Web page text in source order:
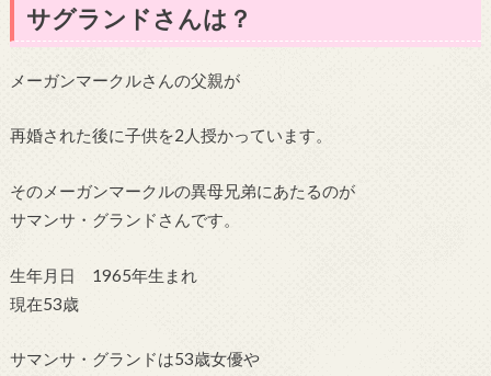
サグランドさんは？
メーガンマークルさんの父親が
再婚された後に子供を2人授かっています。
そのメーガンマークルの異母兄弟にあたるのが
サマンサ・グランドさんです。
生年月日 1965年生まれ
現在53歳
サマンサ・グランドは53歳女優や